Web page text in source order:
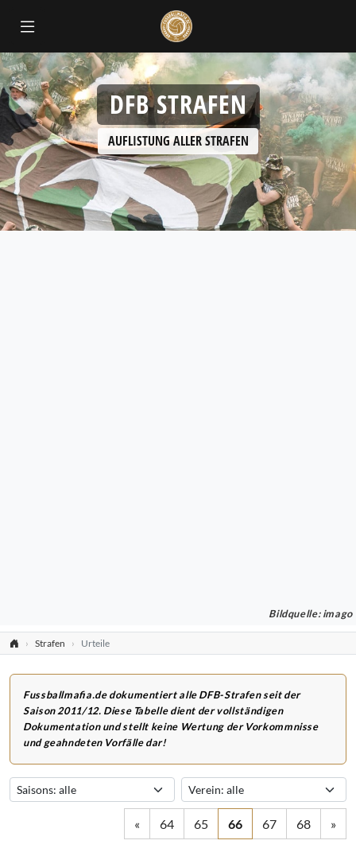
DFB STRAFEN
AUFLISTUNG ALLER STRAFEN
Bildquelle: imago
Strafen Urteile
Fussballmafia.de dokumentiert alle DFB-Strafen seit der
Saison 2011/12. Diese Tabelle dient der vollständigen
Dokumentation und stellt keine Wertung der Vorkommnisse
und geahndeten Vorfälle dar!
« 64 65 66 67 68 »